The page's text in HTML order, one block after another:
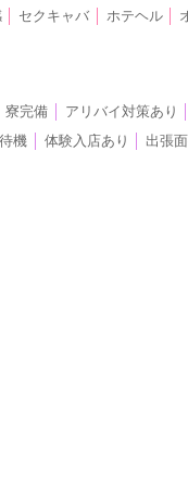
セクキャバ ホテヘル
寮完備 アリバイ対策あり
機 体験入店あり 出張